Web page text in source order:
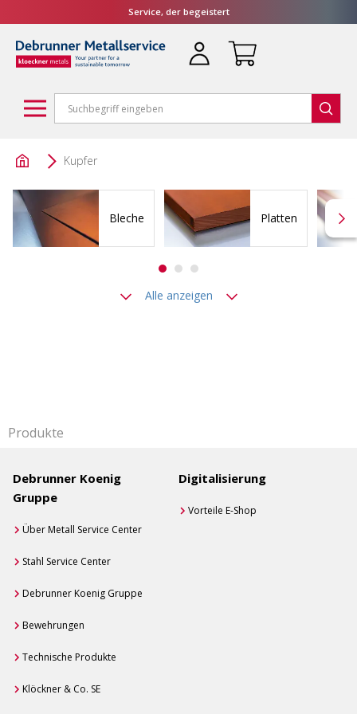
Service, der begeistert
Kupfer
Bleche Platten
Alle anzeigen
Produkte
Debrunner Koenig
Gruppe
Über Metall Service Center
Stahl Service Center
Debrunner Koenig Gruppe
Bewehrungen
Technische Produkte
Klöckner & Co. SE
Digitalisierung
Vorteile E-Shop